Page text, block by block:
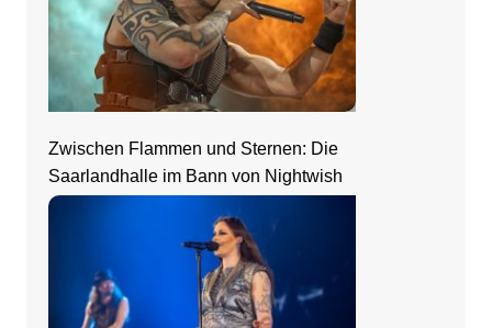
Zwischen Flammen und Sternen: Die
Saarlandhalle im Bann von Nightwish